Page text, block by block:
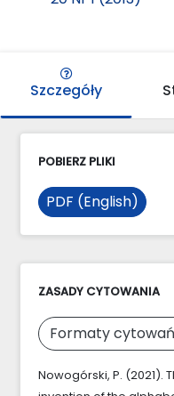
Szczegóły
POBIERZ PLIKI
PDF (English)
ZASADY CYTOWANIA
Formaty cytowań
Nowogórski, P. (2021).